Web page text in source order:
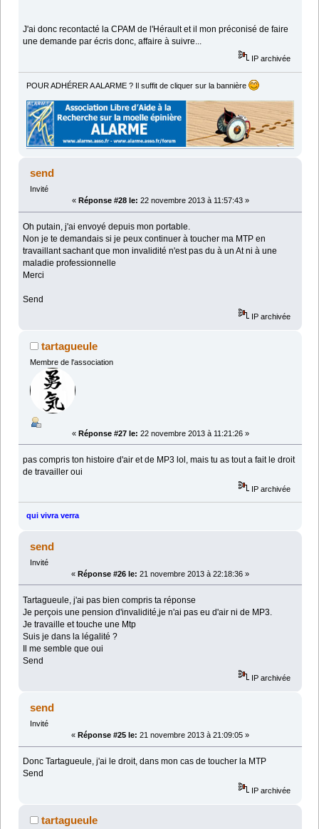
J'ai donc recontacté la CPAM de l'Hérault et il mon préconisé de faire
une demande par écris donc, affaire à suivre...
IP archivée
POUR ADHÉRER A ALARME ? Il suffit de cliquer sur la bannière
send
Invité
« Réponse #28 le: 22 novembre 2013 à 11:57:43 »
Oh putain, j'ai envoyé depuis mon portable.
Non je te demandais si je peux continuer à toucher ma MTP en
travaillant sachant que mon invalidité n'est pas du à un At ni à une
maladie professionnelle
Merci
Send
IP archivée
tartagueule
Membre de l'association
« Réponse #27 le: 22 novembre 2013 à 11:21:26 »
pas compris ton histoire d'air et de MP3 lol, mais tu as tout a fait le droit
de travailler oui
IP archivée
qui vivra verra
send
Invité
« Réponse #26 le: 21 novembre 2013 à 22:18:36 »
Tartagueule, j'ai pas bien compris ta réponse
Je perçois une pension d'invalidité,je n'ai pas eu d'air ni de MP3.
Je travaille et touche une Mtp
Suis je dans la légalité ?
Il me semble que oui
Send
IP archivée
send
Invité
« Réponse #25 le: 21 novembre 2013 à 21:09:05 »
Donc Tartagueule, j'ai le droit, dans mon cas de toucher la MTP
Send
IP archivée
tartagueule